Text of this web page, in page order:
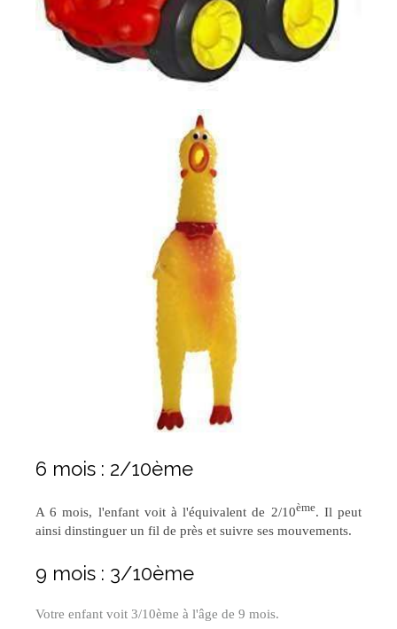
6 mois : 2/10ème
A 6 mois, l'enfant voit à l'équivalent de 2/10ème. Il peut
ainsi dinstinguer un fil de près et suivre ses mouvements.
9 mois : 3/10ème
Votre enfant voit 3/10ème à l'âge de 9 mois.